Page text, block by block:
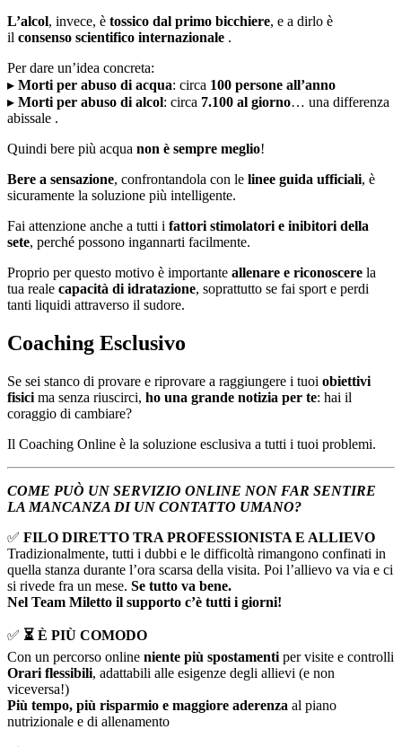
L’alcol, invece, è tossico dal primo bicchiere, e a dirlo è
il consenso scientifico internazionale .
Per dare un’idea concreta:
▸ Morti per abuso di acqua: circa 100 persone all’anno
▸ Morti per abuso di alcol: circa 7.100 al giorno… una differenza
abissale .
Quindi bere più acqua non è sempre meglio!
Bere a sensazione, confrontandola con le linee guida ufficiali, è
sicuramente la soluzione più intelligente.
Fai attenzione anche a tutti i fattori stimolatori e inibitori della
sete, perché possono ingannarti facilmente.
Proprio per questo motivo è importante allenare e riconoscere la
tua reale capacità di idratazione, soprattutto se fai sport e perdi
tanti liquidi attraverso il sudore.
Coaching Esclusivo
Se sei stanco di provare e riprovare a raggiungere i tuoi obiettivi
fisici ma senza riuscirci, ho una grande notizia per te: hai il
coraggio di cambiare?
Il Coaching Online è la soluzione esclusiva a tutti i tuoi problemi.
COME PUÒ UN SERVIZIO ONLINE NON FAR SENTIRE
LA MANCANZA DI UN CONTATTO UMANO?
✅ FILO DIRETTO TRA PROFESSIONISTA E ALLIEVO
Tradizionalmente, tutti i dubbi e le difficoltà rimangono confinati in
quella stanza durante l’ora scarsa della visita. Poi l’allievo va via e ci
si rivede fra un mese. Se tutto va bene.
Nel Team Miletto il supporto c’è tutti i giorni!
✅ ⏳ È PIÙ COMODO
Con un percorso online niente più spostamenti per visite e controlli
Orari flessibili, adattabili alle esigenze degli allievi (e non
viceversa!)
Più tempo, più risparmio e maggiore aderenza al piano
nutrizionale e di allenamento